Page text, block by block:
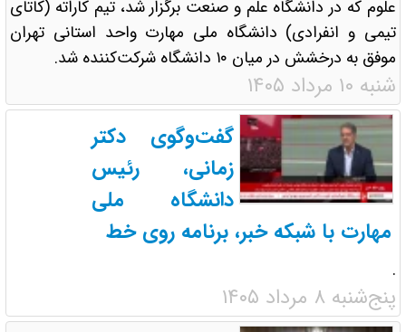
علوم که در دانشگاه علم و صنعت برگزار شد، تیم کاراته (کاتای
تیمی و انفرادی) دانشگاه ملی مهارت واحد استانی تهران
موفق به درخشش در میان ۱۰ دانشگاه شرکت‌کننده شد.
شنبه ۱۰ مرداد ۱۴۰۵
گفت‌وگوی دکتر
زمانی، رئیس
دانشگاه ملی
مهارت با شبکه خبر، برنامه روی خط
.
پنج‌شنبه ۸ مرداد ۱۴۰۵